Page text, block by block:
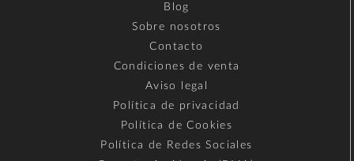
Blog
Sobre nosotros
Contacto
Condiciones de venta
Aviso legal
Política de privacidad
Política de Cookies
Política de Redes Sociales